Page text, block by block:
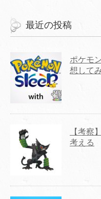
最近の投稿
ポケモ
想して
【考察
考える